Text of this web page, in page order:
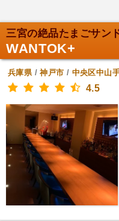
三宮の絶品たまごサン
WANTOK+
兵庫県/神戸市 / 中央区中山
4.5